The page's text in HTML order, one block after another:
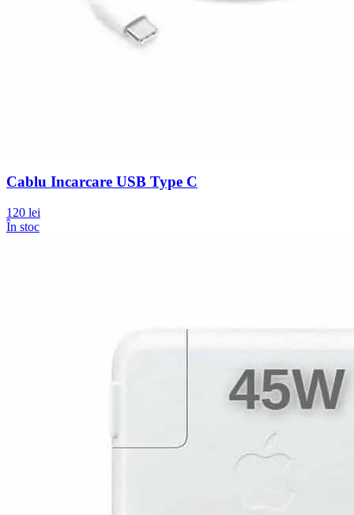
Cablu Incarcare USB Type C
120 lei
În stoc